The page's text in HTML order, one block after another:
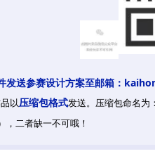
发送参赛设计方案至邮箱：
以 压缩包格式发送。压缩包命名为
，二者缺一不可哦！